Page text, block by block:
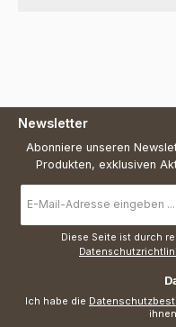
Newsletter
Abonniere unseren
Produkten, exklusiven
Mail-
Adresse
Diese Seite ist durch
Ich habe die